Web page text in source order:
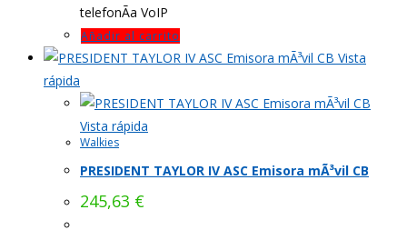
telefonÃ­a VoIP
Añadir al carrito
Vista
rápida
Vista rápida
Walkies
PRESIDENT TAYLOR IV ASC Emisora mÃ³vil CB
245,63 €